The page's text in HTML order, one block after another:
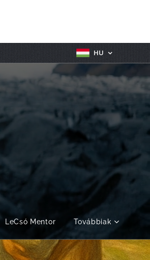
HU
LeCsó Mentor Továbbiak